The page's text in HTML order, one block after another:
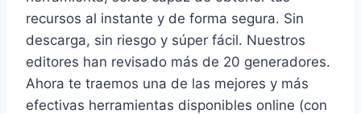
recursos al instante y de forma segura. Sin
descarga, sin riesgo y súper fácil. Nuestros
editores han revisado más de 20 generadores.
Ahora te traemos una de las mejores y más
efectivas herramientas disponibles online (con